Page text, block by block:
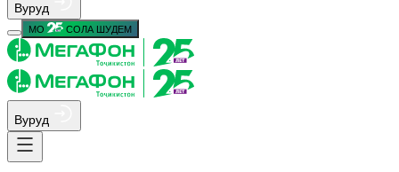
Вуруд
МО СОЛА ШУДЕМ
Вуруд